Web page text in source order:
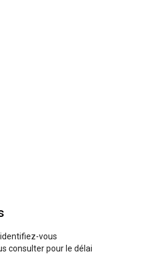
vous
consulter pour le délai